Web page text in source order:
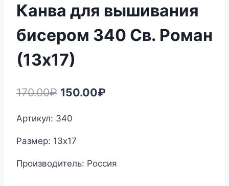
Канва для вышивания
бисером 340 Св. Роман
(13х17)
170.00₽ Первоначальная
170.00₽.
150.00₽
Артикул: 340
Размер: 13х17
Производитель: Россия